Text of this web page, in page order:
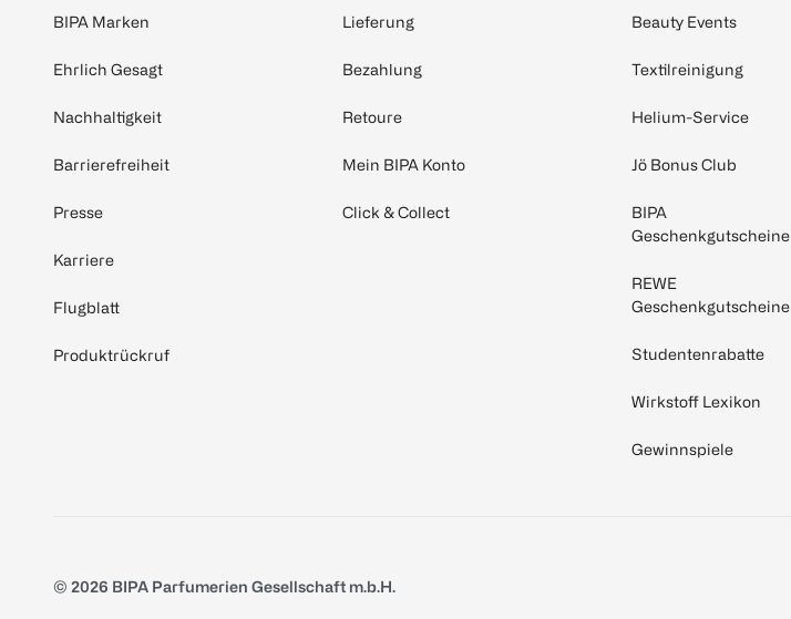
BIPA Marken
Ehrlich Gesagt
Nachhaltigkeit
Barrierefreiheit
Presse
Karriere
Flugblatt
Produktrückruf
Lieferung
Bezahlung
Retoure
Mein BIPA Konto
Click & Collect
Beauty Events
Textilreinigung
Helium-Service
Jö Bonus Club
BIPA
Geschenkgutscheine
REWE
Geschenkgutscheine
Studentenrabatte
Wirkstoff Lexikon
Gewinnspiele
© 2026 BIPA Parfumerien Gesellschaft m.b.H.